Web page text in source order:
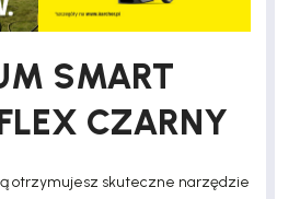
SMART
CZARNY
otrzymujesz skuteczne narzędzie